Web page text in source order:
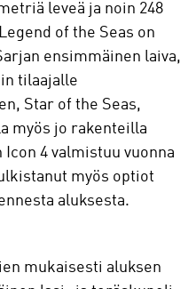
leveä ja noin 248
of the Seas on
ensimmäinen laiva,
tilaajalle
Star of the Seas,
myös jo rakenteilla
4 valmistuu vuonna
myös optiot
aluksesta.
mukaisesti aluksen